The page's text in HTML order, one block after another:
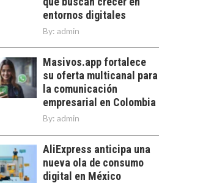
El Desierto de
Atacama: Motor
Estratégico para el
entornos digitales
By: admin
Masivos.app fortalece
su oferta multicanal para
la comunicación
empresarial en Colombia
By: admin
AliExpress anticipa una
nueva ola de consumo
digital en México